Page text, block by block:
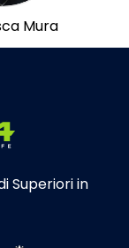
Mura
Superiori in